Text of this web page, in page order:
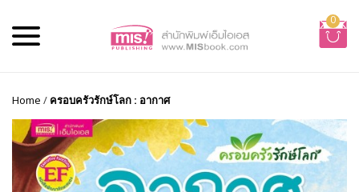
0
Home / ครอบครัวรักษ์โลก : อากาศ